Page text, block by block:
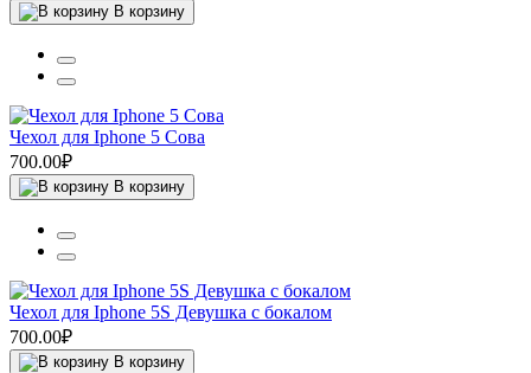
В корзину
Чехол для Iphone 5 Сова
700.00₽
В корзину
Чехол для Iphone 5S Девушка с бокалом
700.00₽
В корзину